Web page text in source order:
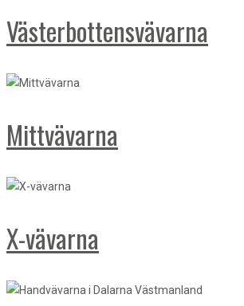
Västerbottensvävarna
Mittvävarna
X-vävarna